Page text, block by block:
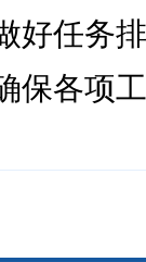
好任务
保各项